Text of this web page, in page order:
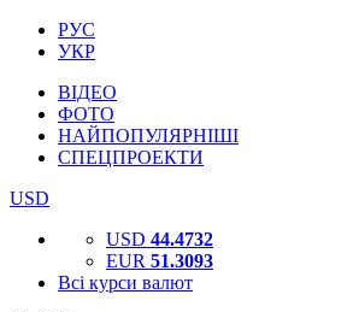
РУС
УКР
ВІДЕО
ФОТО
НАЙПОПУЛЯРНІШІ
СПЕЦПРОЕКТИ
USD
USD 44.4732
EUR 51.3093
Всі курси валют